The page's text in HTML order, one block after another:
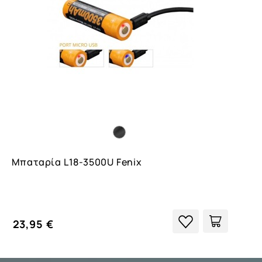
Μπαταρία L18-3500U Fenix
23,95 €